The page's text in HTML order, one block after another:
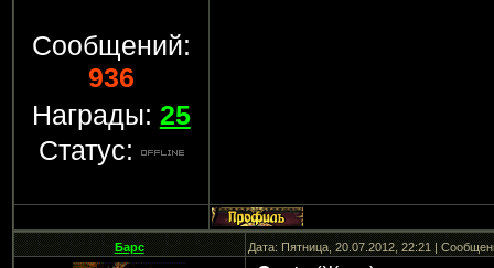
Сообщений:
936
Награды: 25
Статус:
Барс Дата: Пятница, 20.07.2012, 22:21 |